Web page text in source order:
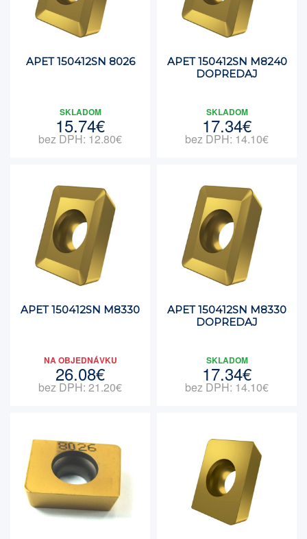
APET 150412SN 8026
SKLADOM
15.74€
bez DPH: 12.80€
APET 150412SN M8240
DOPREDAJ
SKLADOM
17.34€
bez DPH: 14.10€
APET 150412SN M8330
NA OBJEDNÁVKU
26.08€
bez DPH: 21.20€
APET 150412SN M8330
DOPREDAJ
SKLADOM
17.34€
bez DPH: 14.10€